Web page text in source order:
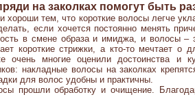
на заколках помогут быть
хороши тем, что короткие волосы легче
если хочется постоянно менять
в смене образа и имиджа, и волосы
короткие стрижки, а кто-то мечтает
очень многие оценили достоинства и
накладные волосы на заколках
для волос удобны и практичны.
прошли обработку и очищение.